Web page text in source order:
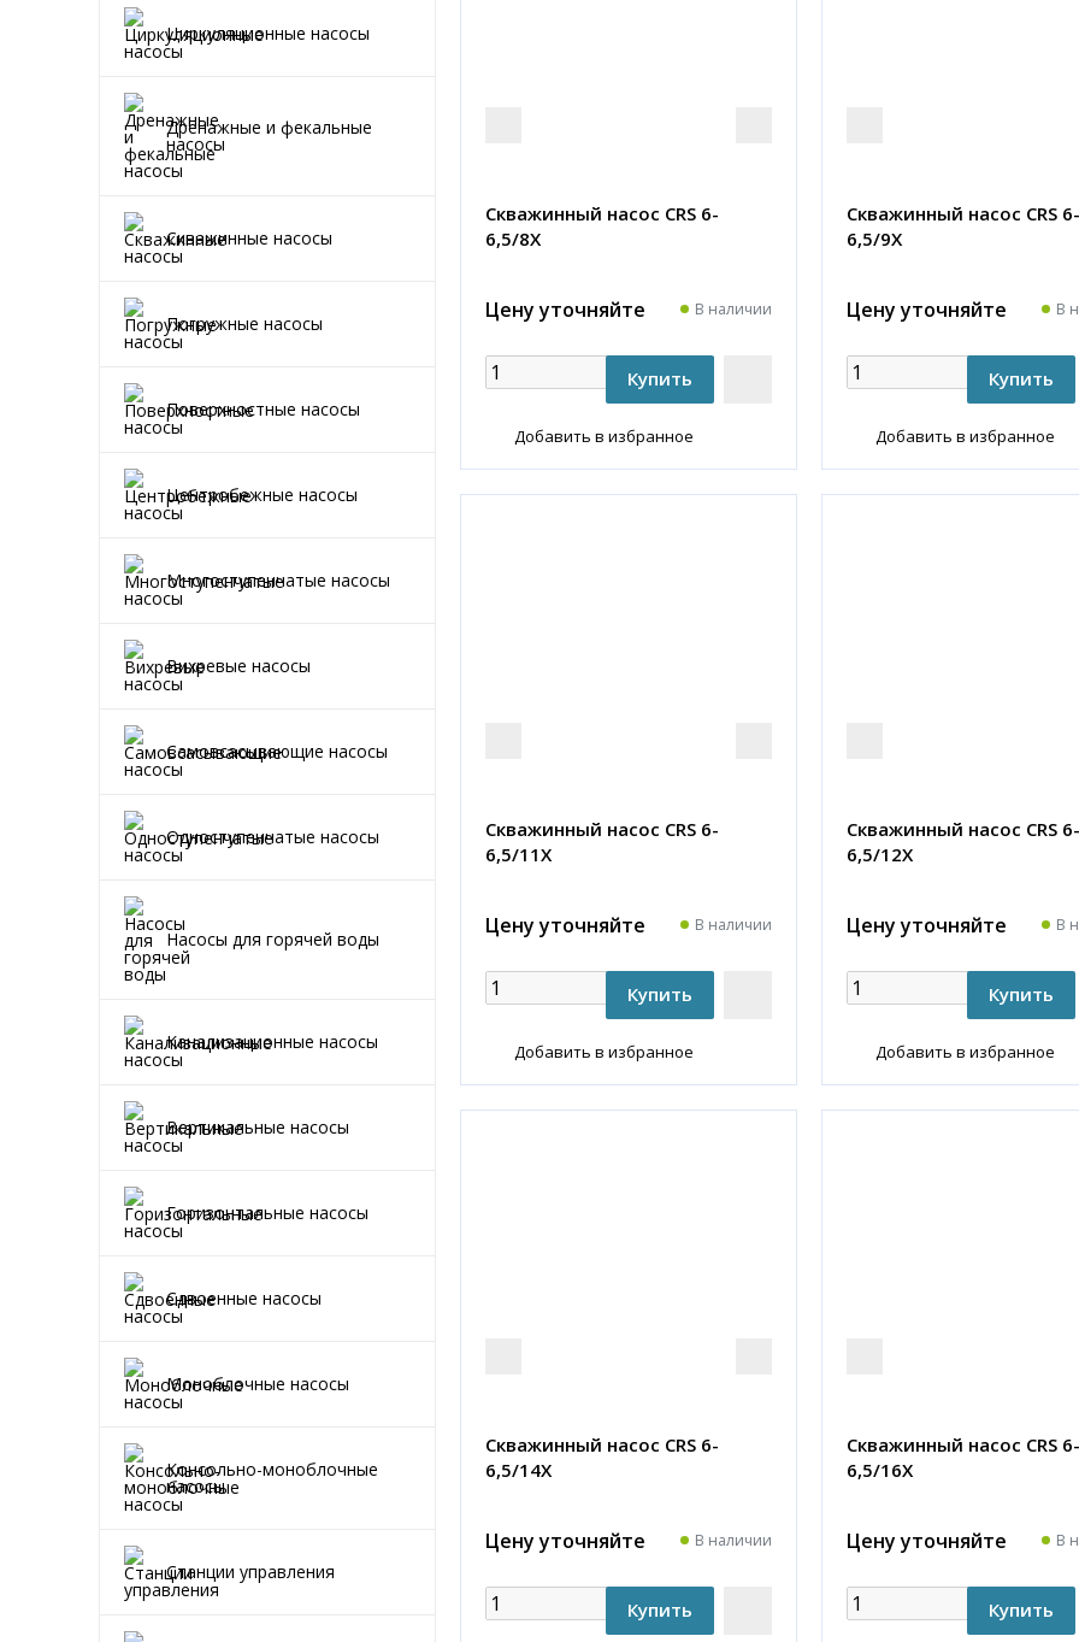
Циркуляционные насосы
Дренажные и фекальные
насосы
Скважинные насосы
Погружные насосы
Поверхностные насосы
Центробежные насосы
Многоступенчатые насосы
Вихревые насосы
Самовсасывающие насосы
Одноступенчатые насосы
Насосы для горячей воды
Канализационные насосы
Вертикальные насосы
Горизонтальные насосы
Сдвоенные насосы
Моноблочные насосы
Консольно-моноблочные
насосы
Станции управления
Скважинный насос CRS 6-
6,5/8X
Цену уточняйте В наличии
Добавить в избранное
Скважинный насос CRS 6-
6,5/9X
Цену уточняйте В
Добавить в избранное
Скважинный насос CRS 6-
6,5/11X
Цену уточняйте В наличии
Добавить в избранное
Скважинный насос CRS 6-
6,5/12X
Цену уточняйте В
Добавить в избранное
Скважинный насос CRS 6-
6,5/14X
Цену уточняйте В наличии
Скважинный насос CRS 6-
6,5/16X
Цену уточняйте В